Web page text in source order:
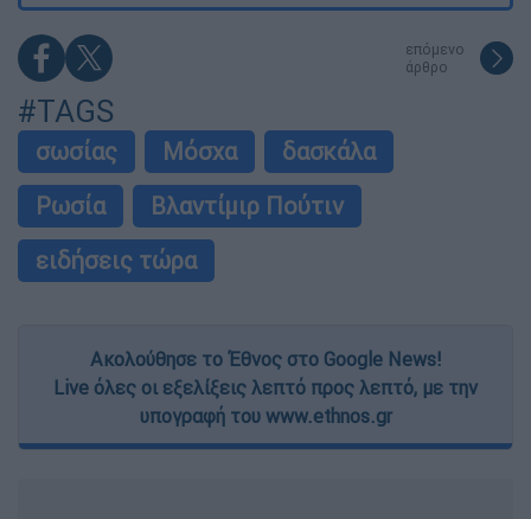
επόμενο
άρθρο
#TAGS
σωσίας Μόσχα
δασκάλα
Ρωσία
Βλαντίμιρ Πούτιν
ειδήσεις τώρα
Ακολούθησε το Έθνος στο Google News!
Live όλες οι εξελίξεις λεπτό προς λεπτό, με την
υπογραφή του www.ethnos.gr